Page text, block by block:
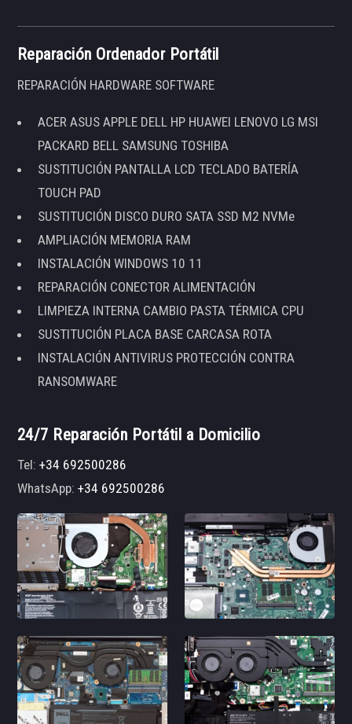
Reparación Ordenador Portátil
REPARACIÓN HARDWARE SOFTWARE
ACER ASUS APPLE DELL HP HUAWEI LENOVO LG MSI
PACKARD BELL SAMSUNG TOSHIBA
SUSTITUCIÓN PANTALLA LCD TECLADO BATERÍA
TOUCH PAD
SUSTITUCIÓN DISCO DURO SATA SSD M2 NVMe
AMPLIACIÓN MEMORIA RAM
INSTALACIÓN WINDOWS 10 11
REPARACIÓN CONECTOR ALIMENTACIÓN
LIMPIEZA INTERNA CAMBIO PASTA TÉRMICA CPU
SUSTITUCIÓN PLACA BASE CARCASA ROTA
INSTALACIÓN ANTIVIRUS PROTECCIÓN CONTRA
RANSOMWARE
24/7 Reparación Portátil a Domicilio
Tel:+34 692500286
WhatsApp:+34 692500286